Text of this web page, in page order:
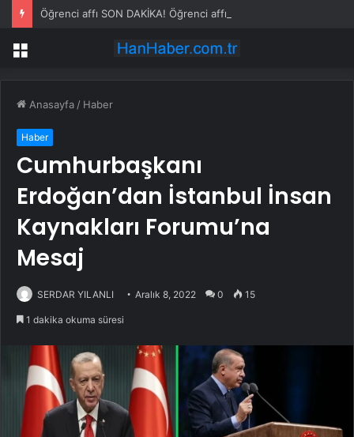
Menü
Anasayfa / Haber
Haber
Cumhurbaşkanı
Erdoğan’dan İstanbul İnsan
Kaynakları Forumu’na
Mesaj
SERDAR YILANLI Aralık 8, 2022 0 15
1 dakika okuma süresi